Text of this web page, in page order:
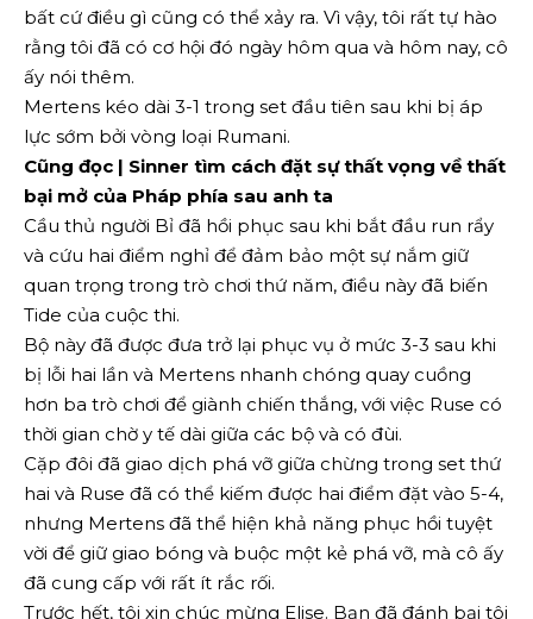
bất cứ điều gì cũng có thể xảy ra. Vì vậy, tôi rất tự hào
rằng tôi đã có cơ hội đó ngày hôm qua và hôm nay, cô
ấy nói thêm.
Mertens kéo dài 3-1 trong set đầu tiên sau khi bị áp
lực sớm bởi vòng loại Rumani.
Cũng đọc | Sinner tìm cách đặt sự thất vọng về thất
bại mở của Pháp phía sau anh ta
Cầu thủ người Bỉ đã hồi phục sau khi bắt đầu run rẩy
và cứu hai điểm nghỉ để đảm bảo một sự nắm giữ
quan trọng trong trò chơi thứ năm, điều này đã biến
Tide của cuộc thi.
Bộ này đã được đưa trở lại phục vụ ở mức 3-3 sau khi
bị lỗi hai lần và Mertens nhanh chóng quay cuồng
hơn ba trò chơi để giành chiến thắng, với việc Ruse có
thời gian chờ y tế dài giữa các bộ và có đùi.
Cặp đôi đã giao dịch phá vỡ giữa chừng trong set thứ
hai và Ruse đã có thể kiếm được hai điểm đặt vào 5-4,
nhưng Mertens đã thể hiện khả năng phục hồi tuyệt
vời để giữ giao bóng và buộc một kẻ phá vỡ, mà cô ấy
đã cung cấp với rất ít rắc rối.
Trước hết, tôi xin chúc mừng Elise. Bạn đã đánh bại tôi